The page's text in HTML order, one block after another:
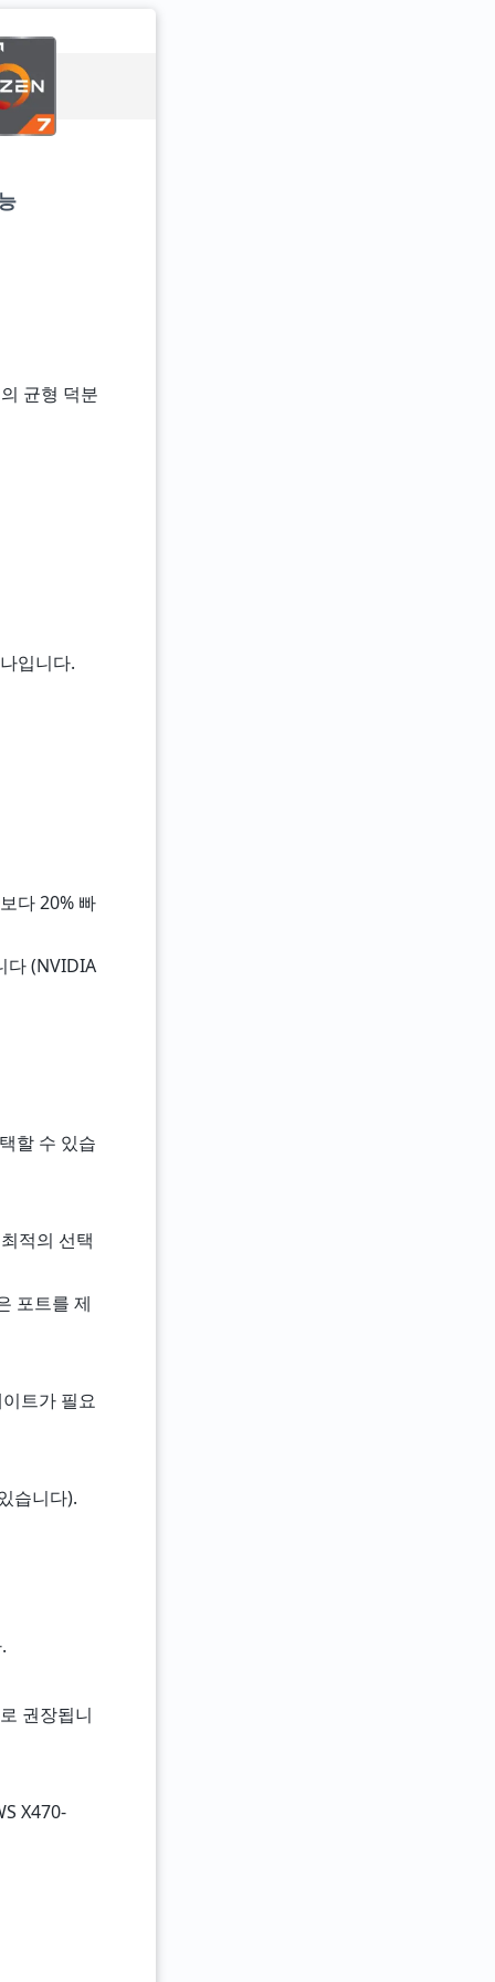
균형 덕분
입니다.
다 20% 빠
다 (NVIDIA
할 수 있습
적의 선택
포트를 제
트가 필요
습니다).
권장됩니
X470-